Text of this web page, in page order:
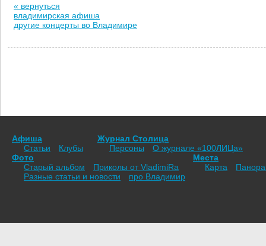
« вернуться
владимирская афиша
другие концерты во Владимире
Афиша
Статьи
Клубы
Журнал Столица
Персоны
О журнале «100ЛИЦа»
Фото
Старый альбом
Приколы от VladimiRа
Места
Карта
Разные статьи и новости
про Владимир